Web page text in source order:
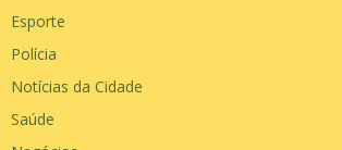
Esporte
Polícia
Notícias da Cidade
Saúde